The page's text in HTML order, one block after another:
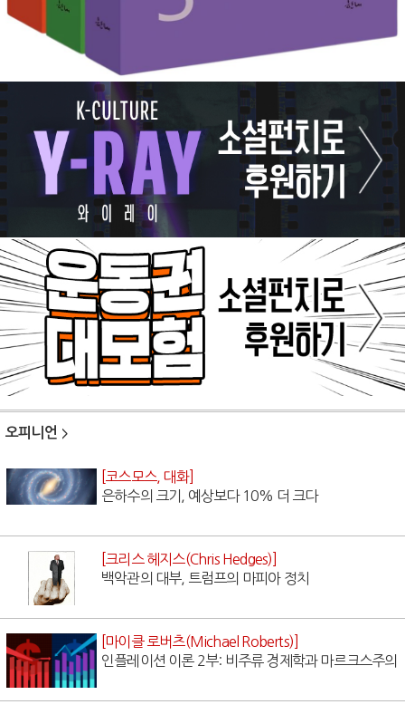
오피니언
[코스모스, 대화]
은하수의 크기, 예상보다 10% 더 크다
[크리스 헤지스(Chris Hedges)]
백악관의 대부, 트럼프의 마피아 정치
[마이클 로버츠(Michael Roberts)]
인플레이션 이론 2부: 비주류 경제학과 마르크스주의